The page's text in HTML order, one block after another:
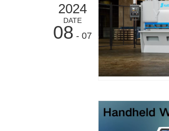
2024
DATE
08 - 07